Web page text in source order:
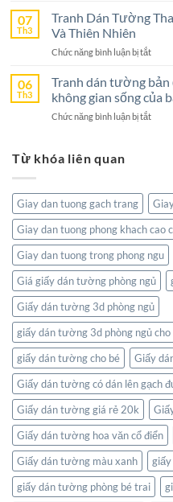
Sống
Lựa
Gian
Sống
Dán
Hồ
Sức
Hút
07
Th3
Tranh Dán Tường
Và Thiên Nhiên
Chức năng bình luận bị tắtở
Dán
Tường
Hóa:
Thiên
Nhiên
06
Th3
Tranh dán tường
không gian sống của
Chức năng bình luận bị tắtở
Kết
nối
giới
ngay
trong
gian
sống
của
bạn
Từ khóa liên quan
Giay dan tuong gach trang
Giay dan tuong phong khach cao
Giay dan tuong trong phong ngu
Giá giấy dán tường phòng ngủ
Giấy dán tường 3d phòng ngủ
giấy dán tường 3d phòng ngủ cho
giấy dán tường cho bé
Giấy
Giấy dán tường có dán lên gạch
Giấy dán tường giá rẻ 20k
Giấy dán tường hoa văn cổ điển
Giấy dán tường màu xanh
giấy dán tường phòng bé trai